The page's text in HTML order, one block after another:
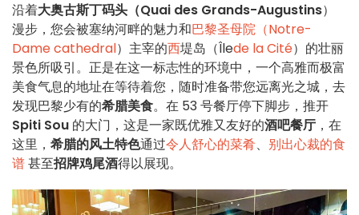
沿着大奥古斯丁码头（Quai des Grands-Augustins）
漫步，您会被塞纳河畔的魅力和巴黎圣母院（Notre-
Dame cathedral）主宰的西堤岛（Îlede la Cité）的壮丽
景色所吸引。正是在这一标志性的环境中，一个高雅而极富
美食气息的地址在等待着您，随时准备带您远离光之城，去
发现巴黎少有的希腊美食。 在 53 号餐厅停下脚步，推开
Spiti Sou 的大门，这是一家既优雅又友好的酒吧餐厅 ，在
这里， 希腊的风土特色通过令人舒心的菜肴、 别出心裁的食
谱甚至招牌鸡尾酒得以展现。